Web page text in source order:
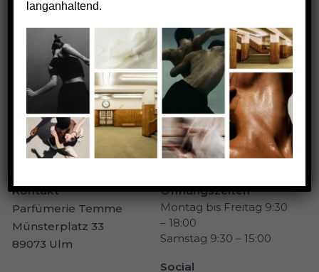
K, PARFÜM-MARKE
Kontakt
Parfümerie Temme
Münsterplatz 33
89073 Ulm
Öffnungszeiten
Montag bis Freitag 9:30
– 18:00
Samstag 9:30 – 15:00
Social
langanhaltend.